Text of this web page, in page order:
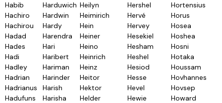
Habib
Harduwich Heilyn Hershel
Hortensius
Hachiro
Hardwin Heimirich Hervé
Horus
Hachirou
Hardy Hein Hervey
Hosea
Hadad
Harendra Heiner Hesekiel
Hoshea
Hades
Hari Heino Hesham
Hosni
Hadi
Haribert Heinrich Heshel
Hotaka
Hadley
Hariman Heinz Hesiod
Houssam
Hadrian
Harinder Heitor Hesse
Hovhannes
Hadrianus
Harish Hektor Hevel
Hovsep
Hadufuns
Harisha Helder Hewie
Howard